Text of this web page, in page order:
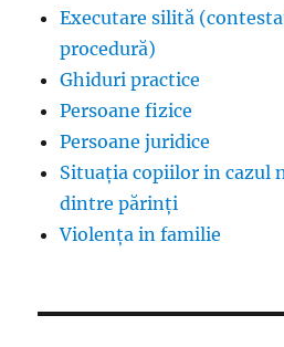
Executare silită
procedură)
Ghiduri practice
Persoane fizice
Persoane juridice
Situația copiilor in cazul
dintre părinți
Violența in familie